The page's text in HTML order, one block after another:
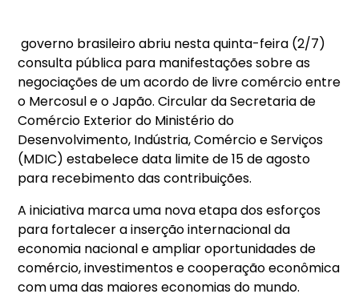
governo brasileiro abriu nesta quinta-feira (2/7)
consulta pública para manifestações sobre as
negociações de um acordo de livre comércio entre
o Mercosul e o Japão. Circular da Secretaria de
Comércio Exterior do Ministério do
Desenvolvimento, Indústria, Comércio e Serviços
(MDIC) estabelece data limite de 15 de agosto
para recebimento das contribuições.
A iniciativa marca uma nova etapa dos esforços
para fortalecer a inserção internacional da
economia nacional e ampliar oportunidades de
comércio, investimentos e cooperação econômica
com uma das maiores economias do mundo.